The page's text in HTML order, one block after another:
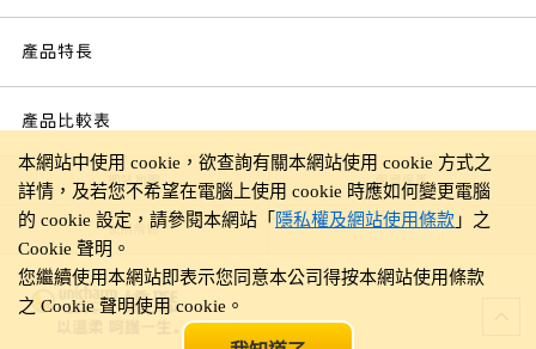
產品特長
產品比較表
網站地圖 個資保護
使用規範
本網站中使用 cookie，欲查詢有關本網站使用 cookie 方式之
詳情，及若您不希望在電腦上使用 cookie 時應如何變更電腦
的 cookie 設定，請參閱本網站「 隱私權及網站使用條款 」之
Cookie 聲明。
您繼續使用本網站即表示您同意本公司得按本網站使用條款
之 Cookie 聲明使用 cookie。